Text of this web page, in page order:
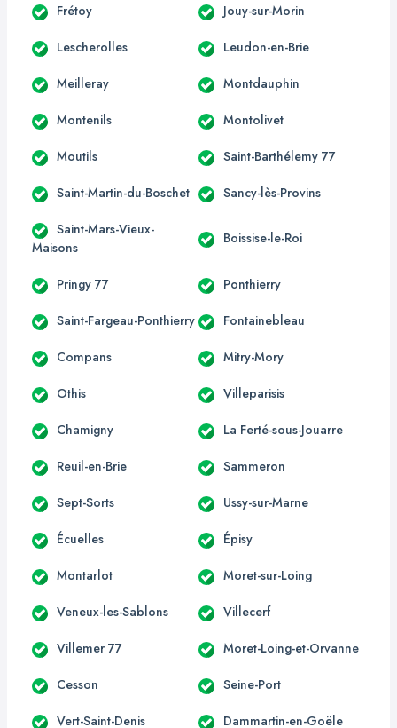
Frétoy Jouy-sur-Morin
Lescherolles Leudon-en-Brie
Meilleray Montdauphin
Montenils Montolivet
Moutils Saint-Barthélemy 77
Saint-Martin-du-Boschet Sancy-lès-Provins
Saint-Mars-Vieux-
Maisons
Boissise-le-Roi
Pringy 77 Ponthierry
Saint-Fargeau-Ponthierry Fontainebleau
Compans Mitry-Mory
Othis Villeparisis
Chamigny La Ferté-sous-Jouarre
Reuil-en-Brie Sammeron
Sept-Sorts Ussy-sur-Marne
Écuelles Épisy
Montarlot Moret-sur-Loing
Veneux-les-Sablons Villecerf
Villemer 77 Moret-Loing-et-Orvanne
Cesson Seine-Port
Vert-Saint-Denis Dammartin-en-Goële